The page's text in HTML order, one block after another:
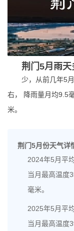
荆门5月雨天
少，从前几年5
右， 降雨量月均9.5
米。
荆门5月份天气详
2024年5月平
当月最高温
毫米。
2025年5月平
当月最高温